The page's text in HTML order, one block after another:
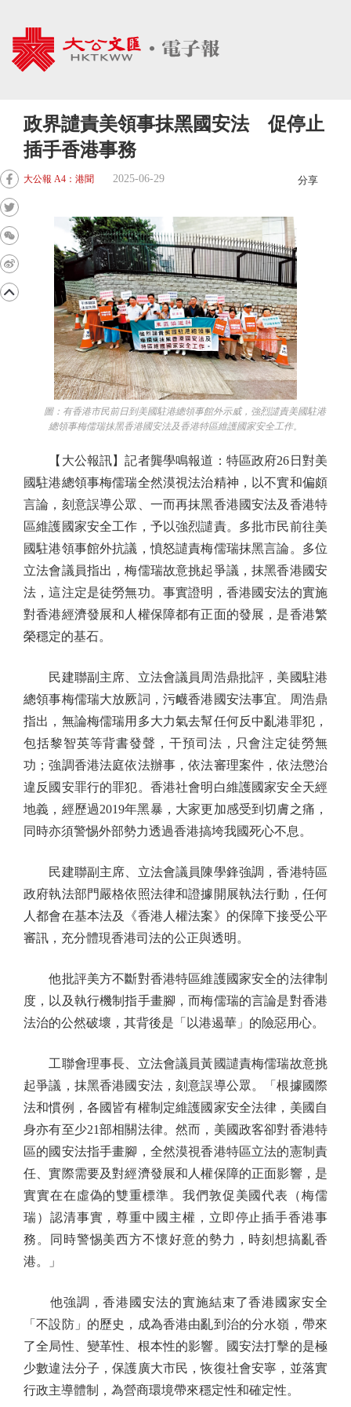
政界譴責美領事抹黑國安法 促停止
插手香港事務
大公報 A4：港聞 2025-06-29 分享
圖：有香港市民前日到美國駐港總領事館外示威，強烈譴責美國駐港
總領事梅儒瑞抹黑香港國安法及香港特區維護國家安全工作。
【大公報訊】記者龔學鳴報道：特區政府26日對美
國駐港總領事梅儒瑞全然漠視法治精神，以不實和偏頗
言論，刻意誤導公眾、一而再抹黑香港國安法及香港特
區維護國家安全工作，予以強烈譴責。多批市民前往美
國駐港領事館外抗議，憤怒譴責梅儒瑞抹黑言論。多位
立法會議員指出，梅儒瑞故意挑起爭議，抹黑香港國安
法，這注定是徒勞無功。事實證明，香港國安法的實施
對香港經濟發展和人權保障都有正面的發展，是香港繁
榮穩定的基石。
民建聯副主席、立法會議員周浩鼎批評，美國駐港
總領事梅儒瑞大放厥詞，污衊香港國安法事宜。周浩鼎
指出，無論梅儒瑞用多大力氣去幫任何反中亂港罪犯，
包括黎智英等背書發聲，干預司法，只會注定徒勞無
功；強調香港法庭依法辦事，依法審理案件，依法懲治
違反國安罪行的罪犯。香港社會明白維護國家安全天經
地義，經歷過2019年黑暴，大家更加感受到切膚之痛，
同時亦須警惕外部勢力透過香港搞垮我國死心不息。
民建聯副主席、立法會議員陳學鋒強調，香港特區
政府執法部門嚴格依照法律和證據開展執法行動，任何
人都會在基本法及《香港人權法案》的保障下接受公平
審訊，充分體現香港司法的公正與透明。
他批評美方不斷對香港特區維護國家安全的法律制
度，以及執行機制指手畫腳，而梅儒瑞的言論是對香港
法治的公然破壞，其背後是「以港遏華」的險惡用心。
工聯會理事長、立法會議員黃國譴責梅儒瑞故意挑
起爭議，抹黑香港國安法，刻意誤導公眾。「根據國際
法和慣例，各國皆有權制定維護國家安全法律，美國自
身亦有至少21部相關法律。然而，美國政客卻對香港特
區的國安法指手畫腳，全然漠視香港特區立法的憲制責
任、實際需要及對經濟發展和人權保障的正面影響，是
實實在在虛偽的雙重標準。我們敦促美國代表（梅儒
瑞）認清事實，尊重中國主權，立即停止插手香港事
務。同時警惕美西方不懷好意的勢力，時刻想搞亂香
港。」
他強調，香港國安法的實施結束了香港國家安全
「不設防」的歷史，成為香港由亂到治的分水嶺，帶來
了全局性、變革性、根本性的影響。國安法打擊的是極
少數違法分子，保護廣大市民，恢復社會安寧，並落實
行政主導體制，為營商環境帶來穩定性和確定性。